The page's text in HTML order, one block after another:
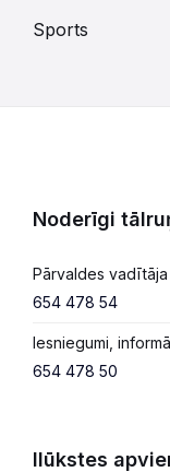
Sports
Noderīgi
Pārvaldes vadītāja
654 478 54
Iesniegumi,
654 478 50
Ilūkstes